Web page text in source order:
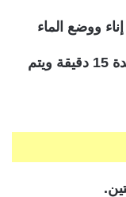
ووضع الماء
المغلي عليه مباشرة، ثم نتركه لمدة 15 دقيقة ويتم